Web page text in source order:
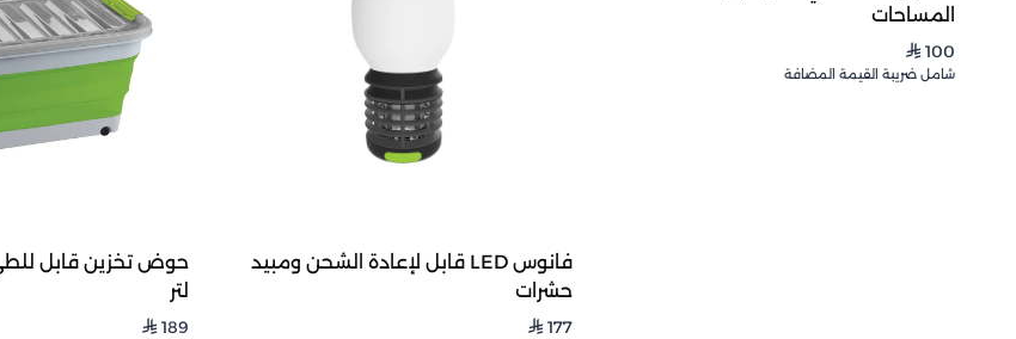
المساحات
⃁100
شامل ضريبة القيمة المضافة
فانوس LED قابل لإعادة الشحن ومبيد
حشرات
⃁177
لتر
⃁189